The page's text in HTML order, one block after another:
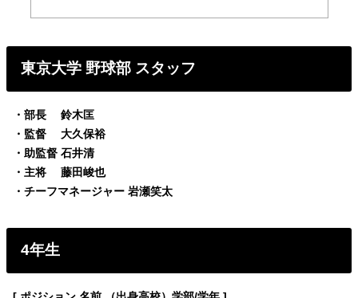
東京大学 野球部 スタッフ
・部長 鈴木匡
・監督 大久保裕
・助監督 石井清
・主将 藤田峻也
・チーフマネージャー 岩瀬笑太
4年生